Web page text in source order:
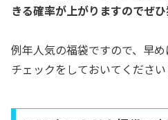
きる確率が上がりますのでぜ
例年人気の福袋ですので、早
チェックをしておいてください